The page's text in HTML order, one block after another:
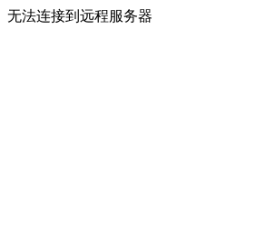
无法连接到远程服务器